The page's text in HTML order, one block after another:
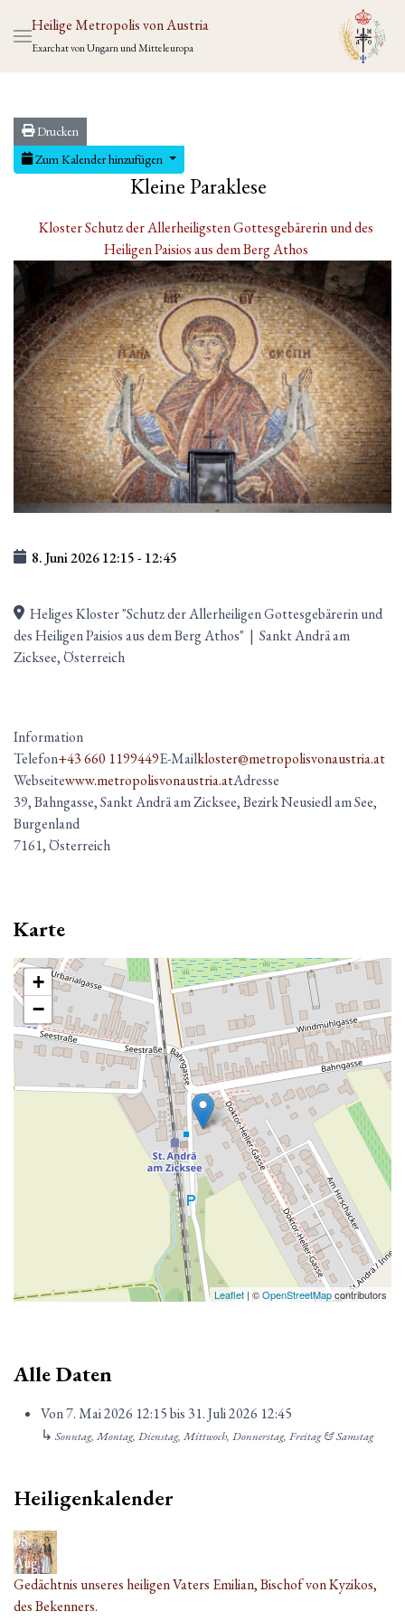
Heilige Metropolis von Austria
Exarchat von Ungarn und Mitteleuropa
Drucken
Zum Kalender hinzufügen
Kleine Paraklese
Kloster Schutz der Allerheiligsten Gottesgebärerin und des
Heiligen Paisios aus dem Berg Athos
8. Juni 202612:15- 12:45
Heliges Kloster "Schutz der Allerheiligen Gottesgebärerin und
des Heiligen Paisios aus dem Berg Athos" | Sankt Andrä am
Zicksee, Österreich
Information
Telefon+43 660 1199449E-Mailkloster@metropolisvonaustria.at
Webseitewww.metropolisvonaustria.atAdresse
39, Bahngasse, Sankt Andrä am Zicksee, Bezirk Neusiedl am See,
Burgenland
7161, Österreich
Karte
+
−
Leaflet | ©OpenStreetMapcontributors
Alle Daten
Von7. Mai 2026 12:15bis 31. Juli 2026 12:45
↳ Sonntag, Montag, Dienstag, Mittwoch, Donnerstag, Freitag & Samstag
Heiligenkalender
08
Aug.
Gedächtnis unseres heiligen Vaters Emilian, Bischof von Kyzikos,
des Bekenners.